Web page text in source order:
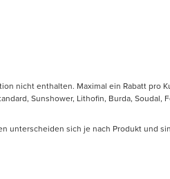
nicht enthalten. Maximal ein Rabatt pro
Sunshower, Lithofin, Burda, Soudal,
unterscheiden sich je nach Produkt und